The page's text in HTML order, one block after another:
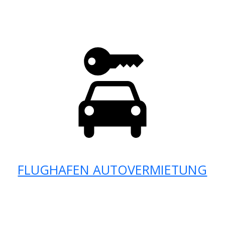
FLUGHAFEN AUTOVERMIETUNG